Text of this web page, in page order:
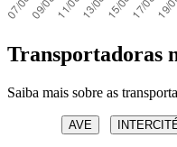
Transportadoras
Saiba mais sobre as
AVE